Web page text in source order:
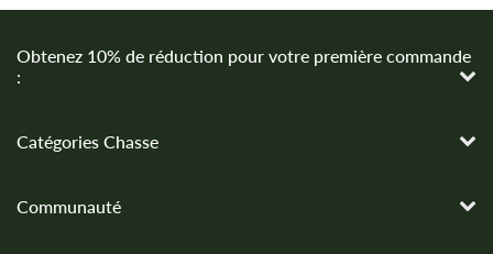
Obtenez 10% de réduction pour votre première commande
:
Catégories Chasse
Communauté